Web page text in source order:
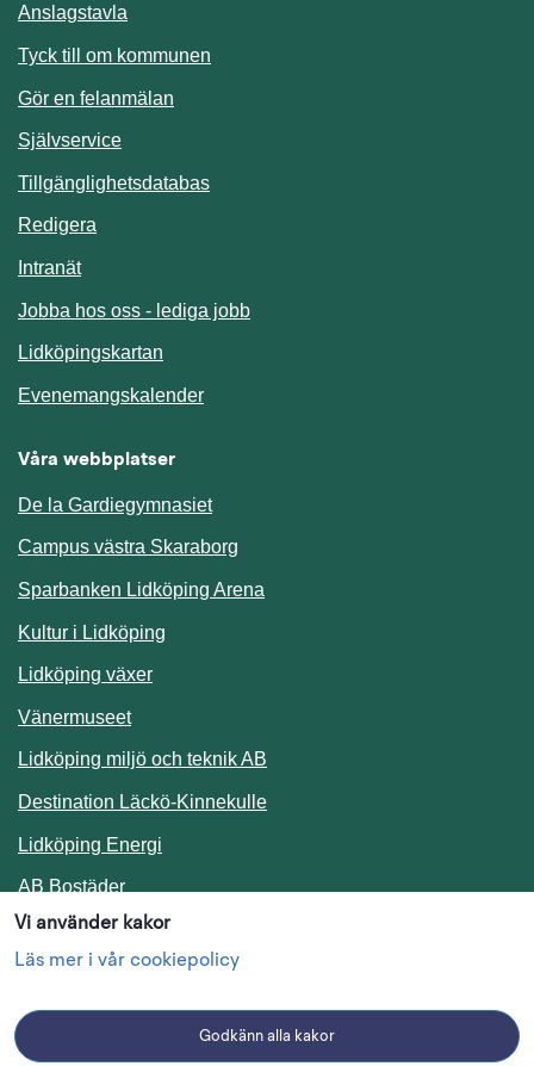
Vi använder kakor
Läs mer i vår cookiepolicy
Godkänn alla kakor
Anslagstavla
Tyck till om kommunen
Gör en felanmälan
SjälvserviceLänk till annan webbplats.
TillgänglighetsdatabasLänk till annan webbplats.
Redigera
IntranätLänk till annan webbplats.
Jobba hos oss - lediga jobb
Lidköpingskartan
EvenemangskalenderLänk till annan webbplats.
Våra webbplatser
De la Gardiegymnasiet
Campus västra Skaraborg
Sparbanken Lidköping Arena
Kultur i Lidköping
Lidköping växer
Vänermuseet
Lidköping miljö och teknik AB
Destination Läckö-KinnekulleLänk till annan webbplats.
Lidköping Energi
AB BostäderLänk till annan webbplats.
Följ oss i sociala medier
Linkedin